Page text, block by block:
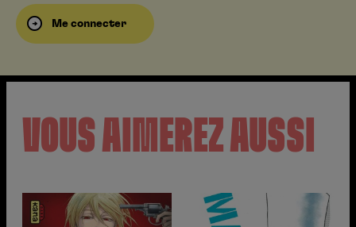
Me connecter
VOUS AIMEREZ AUSSI